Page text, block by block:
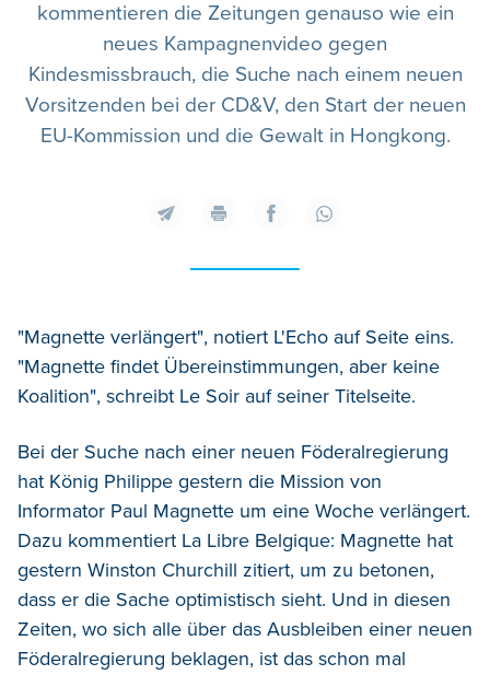
kommentieren die Zeitungen genauso wie ein
neues Kampagnenvideo gegen
Kindesmissbrauch, die Suche nach einem neuen
Vorsitzenden bei der CD&V, den Start der neuen
EU-Kommission und die Gewalt in Hongkong.
"Magnette verlängert", notiert L'Echo auf Seite eins.
"Magnette findet Übereinstimmungen, aber keine
Koalition", schreibt Le Soir auf seiner Titelseite.
Bei der Suche nach einer neuen Föderalregierung
hat König Philippe gestern die Mission von
Informator Paul Magnette um eine Woche verlängert.
Dazu kommentiert La Libre Belgique: Magnette hat
gestern Winston Churchill zitiert, um zu betonen,
dass er die Sache optimistisch sieht. Und in diesen
Zeiten, wo sich alle über das Ausbleiben einer neuen
Föderalregierung beklagen, ist das schon mal